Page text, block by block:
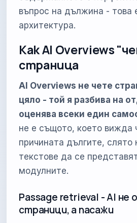
въпрос на дължина - това
архитектура.
Как AI Overviews
страница
AI Overviews не чете
цяло - той я разбива на
оценява всеки един
не е същото, което вижда
причината дългите, слято
текстове да се
модулните.
Passage retrieval - AI не
страници, а пасажи